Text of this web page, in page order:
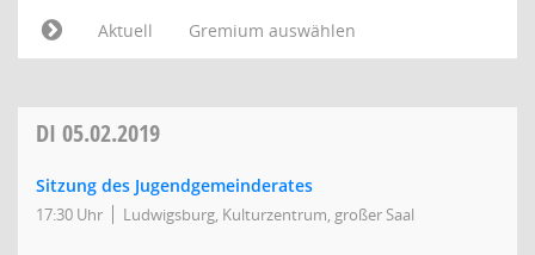
Aktuell
Gremium auswählen
DI 05.02.2019
Sitzung des Jugendgemeinderates
17:30 Uhr Ludwigsburg, Kulturzentrum, großer Saal